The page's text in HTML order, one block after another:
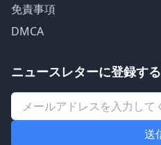
免責事項
DMCA
ニュースレターに登録する